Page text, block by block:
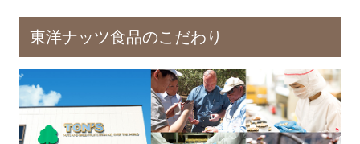
東洋ナッツ食品のこだわり